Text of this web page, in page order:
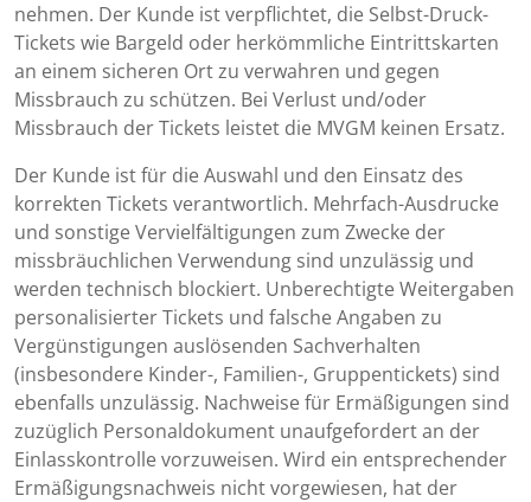
nehmen. Der Kunde ist verpflichtet, die Selbst-Druck-
Tickets wie Bargeld oder herkömmliche Eintrittskarten
an einem sicheren Ort zu verwahren und gegen
Missbrauch zu schützen. Bei Verlust und/oder
Missbrauch der Tickets leistet die MVGM keinen Ersatz.
Der Kunde ist für die Auswahl und den Einsatz des
korrekten Tickets verantwortlich. Mehrfach-Ausdrucke
und sonstige Vervielfältigungen zum Zwecke der
missbräuchlichen Verwendung sind unzulässig und
werden technisch blockiert. Unberechtigte Weitergaben
personalisierter Tickets und falsche Angaben zu
Vergünstigungen auslösenden Sachverhalten
(insbesondere Kinder-, Familien-, Gruppentickets) sind
ebenfalls unzulässig. Nachweise für Ermäßigungen sind
zuzüglich Personaldokument unaufgefordert an der
Einlasskontrolle vorzuweisen. Wird ein entsprechender
Ermäßigungsnachweis nicht vorgewiesen, hat der